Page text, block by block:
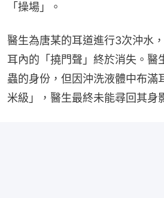
「操場」。
醫生為唐某的耳道進行3次沖水
耳內的「撓門聲」終於消失。醫
蟲的身份，但因沖洗液體中布滿
米級」，醫生最終未能尋回其身